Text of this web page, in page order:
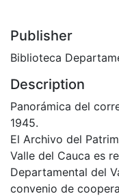
Publisher
Biblioteca
Description
Panorámica del
1945.
El Archivo del
Valle del Cauca es
Departamental del
convenio de